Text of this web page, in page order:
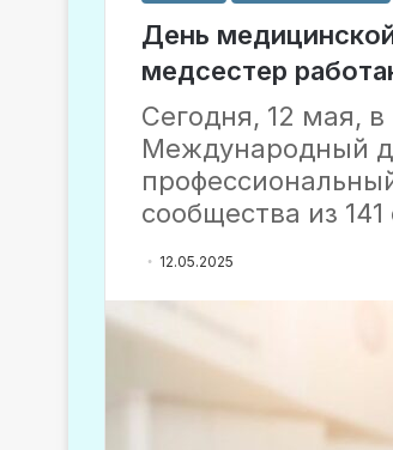
День
медсестер
Сегодня, 12 мая,
Международный
сообщества из
12.05.2025